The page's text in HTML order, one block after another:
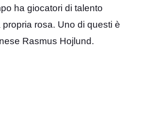
ha giocatori di talento
propria rosa. Uno di questi è
Rasmus Hojlund.